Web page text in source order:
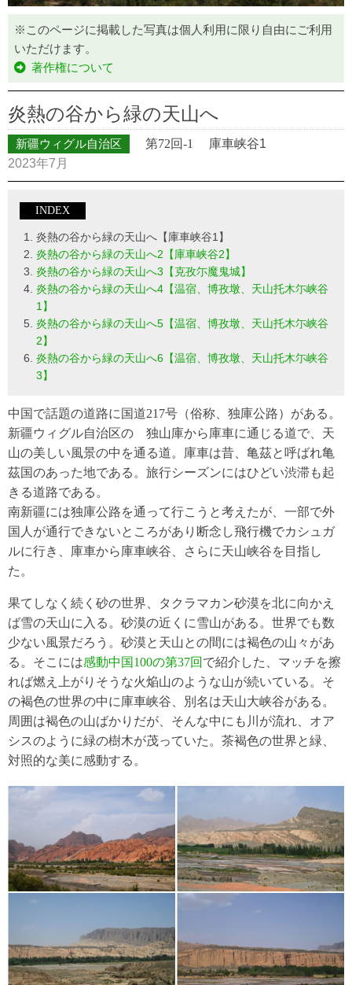
※このページに掲載した写真は個人利用に限り自由にご利用
いただけます。
著作権について
炎熱の谷から緑の天山へ
新疆ウィグル自治区 第72回-1
庫車峡谷1
2023年7月
INDEX
炎熱の谷から緑の天山へ【庫車峡谷1】
炎熱の谷から緑の天山へ2【庫車峡谷2】
炎熱の谷から緑の天山へ3【克孜尓魔鬼城】
炎熱の谷から緑の天山へ4【温宿、博孜墩、天山托木尓峡谷
1】
炎熱の谷から緑の天山へ5【温宿、博孜墩、天山托木尓峡谷
2】
炎熱の谷から緑の天山へ6【温宿、博孜墩、天山托木尓峡谷
3】
中国で話題の道路に国道217号（俗称、独庫公路）がある。
新疆ウィグル自治区の 独山庫から庫車に通じる道で、天
山の美しい風景の中を通る道。庫車は昔、亀茲と呼ばれ亀
茲国のあった地である。旅行シーズンにはひどい渋滞も起
きる道路である。
南新疆には独庫公路を通って行こうと考えたが、一部で外
国人が通行できないところがあり断念し飛行機でカシュガ
ルに行き、庫車から庫車峡谷、さらに天山峡谷を目指し
た。
果てしなく続く砂の世界、タクラマカン砂漠を北に向かえ
ば雪の天山に入る。砂漠の近くに雪山がある。世界でも数
少ない風景だろう。砂漠と天山との間には褐色の山々があ
る。そこには感動中国100の第37回 で紹介した、マッチを擦
れば燃え上がりそうな火焔山のような山が続いている。そ
の褐色の世界の中に庫車峡谷、別名は天山大峡谷がある。
周囲は褐色の山ばかりだが、そんな中にも川が流れ、オア
シスのように緑の樹木が茂っていた。茶褐色の世界と緑、
対照的な美に感動する。